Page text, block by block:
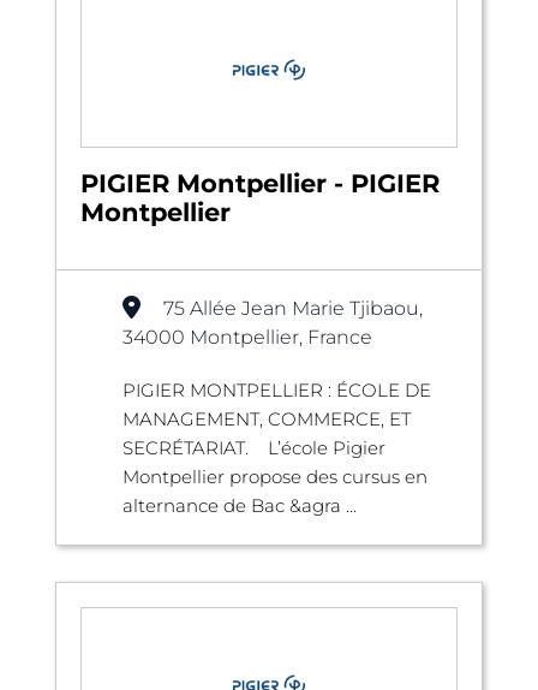
PIGIER Montpellier - PIGIER
Montpellier
75 Allée Jean Marie Tjibaou,
34000 Montpellier, France
PIGIER MONTPELLIER : ÉCOLE DE
MANAGEMENT, COMMERCE, ET
SECRÉTARIAT. L’école Pigier
Montpellier propose des cursus en
alternance de Bac &agra ...